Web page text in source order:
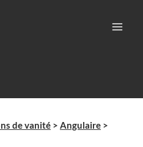
de vanité > Angulaire >